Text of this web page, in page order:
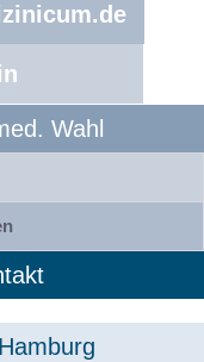
Wahl